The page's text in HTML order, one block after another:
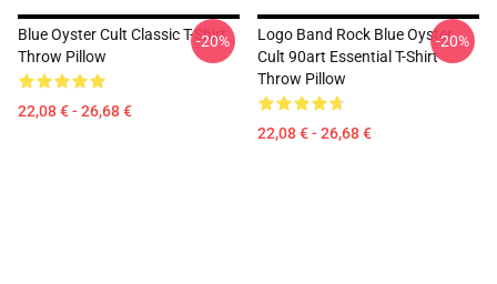
Blue Oyster Cult Classic T-Shirt
Throw Pillow
22,08 € - 26,68 €
-20%
Logo Band Rock Blue Oyster
Cult 90art Essential T-Shirt
Throw Pillow
22,08 € - 26,68 €
-20%